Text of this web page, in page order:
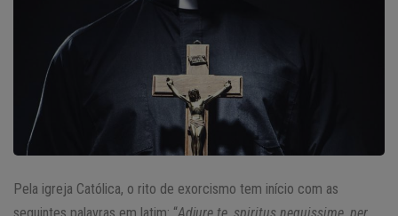
Pela igreja Católica, o rito de exorcismo tem início com as